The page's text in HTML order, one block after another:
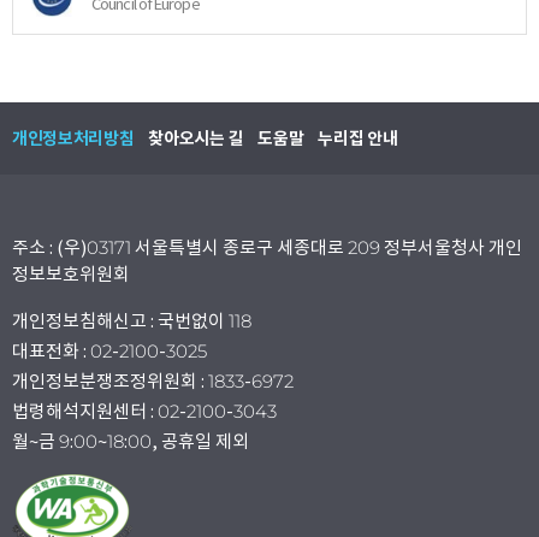
Council of Europe
개인정보처리방침 찾아오시는 길 도움말 누리집 안내
주소 : (우)03171 서울특별시 종로구 세종대로 209 정부서울청사 개인
정보보호위원회
개인정보침해신고 : 국번없이 118
대표전화 : 02-2100-3025
개인정보분쟁조정위원회 : 1833-6972
법령해석지원센터 : 02-2100-3043
월~금 9:00~18:00, 공휴일 제외